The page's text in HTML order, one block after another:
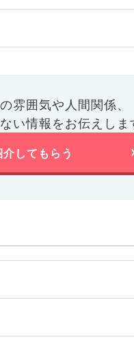
雰囲気や人間関係、
い情報をお伝えしま
してもらう